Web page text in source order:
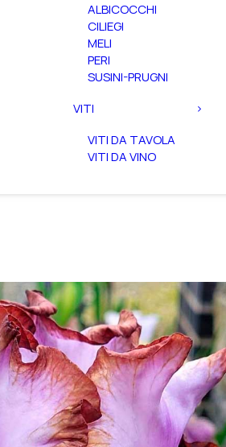
ALBICOCCHI
CILIEGI
MELI
PERI
SUSINI-PRUGNI
VITI
VITI DA TAVOLA
VITI DA VINO